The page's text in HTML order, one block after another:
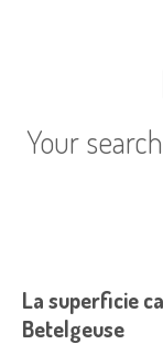
Your
La superficie
Betelgeuse